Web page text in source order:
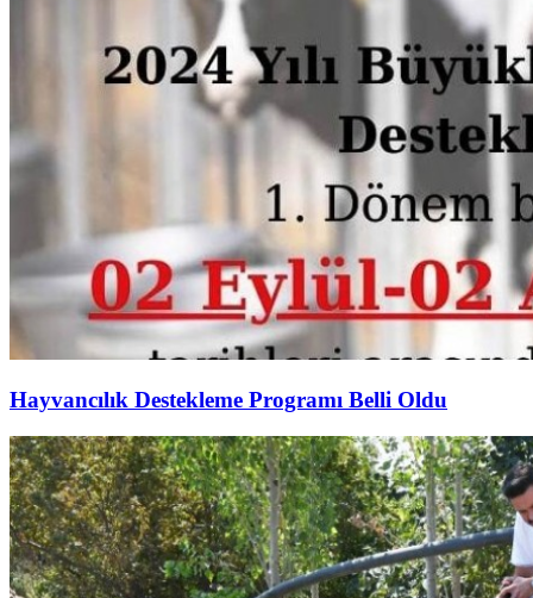
Hayvancılık Destekleme Programı Belli Oldu